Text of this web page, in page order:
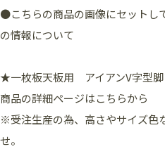
●こちらの商品の画像にセットし
の情報について
★一枚板天板用 アイアンV字型
商品の詳細ページはこちらから
※受注生産の為、高さやサイズ色
せ。